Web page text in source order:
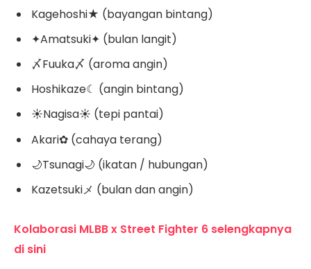
Kagehoshi★ (bayangan bintang)
✦Amatsuki✦ (bulan langit)
〆Fuuka〆 (aroma angin)
Hoshikaze☾ (angin bintang)
☀Nagisa☀ (tepi pantai)
Akari✿ (cahaya terang)
🌙Tsunagi🌙 (ikatan / hubungan)
Kazetsukiメ (bulan dan angin)
Kolaborasi MLBB x Street Fighter 6 selengkapnya
di sini